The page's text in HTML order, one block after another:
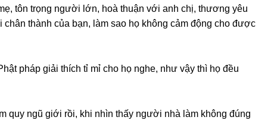
tôn trọng người lớn, hoà thuận với anh chị, thương yêu
thành của bạn, làm sao họ không cảm động cho được
pháp giải thích tỉ mỉ cho họ nghe, như vậy thì họ đều
quy ngũ giới rồi, khi nhìn thấy người nhà làm không đúng